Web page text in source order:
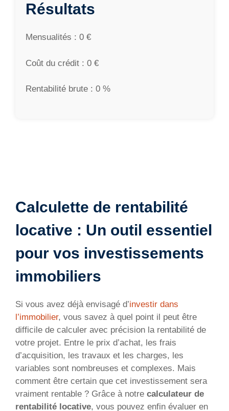
Résultats
Mensualités : 0 €
Coût du crédit : 0 €
Rentabilité brute : 0 %
Calculette de rentabilité
locative : Un outil essentiel
pour vos investissements
immobiliers
Si vous avez déjà envisagé d’investir dans
l’immobilier, vous savez à quel point il peut être
difficile de calculer avec précision la rentabilité de
votre projet. Entre le prix d’achat, les frais
d’acquisition, les travaux et les charges, les
variables sont nombreuses et complexes. Mais
comment être certain que cet investissement sera
vraiment rentable ? Grâce à notre calculateur de
rentabilité locative, vous pouvez enfin évaluer en